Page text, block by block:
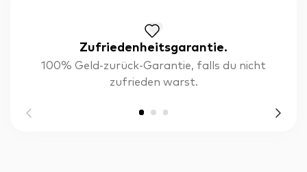
Zufriedenheitsgarantie.
100% Geld-zurück-Garantie, falls du nicht
zufrieden warst.